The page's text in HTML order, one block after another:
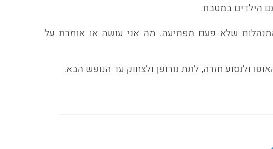
הילדים במטבח.
שלא פעם מפתיעה. מה אני עושה או אומרת על
ולנסוע חזרה, לתת נורופן ולצחוק עד הנופש הבא.